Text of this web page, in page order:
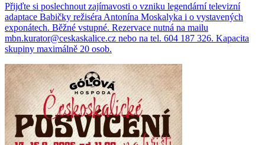
Přijďte si poslechnout zajímavosti o vzniku legendární televizní
adaptace Babičky režiséra Antonína Moskalyka i o vystavených
exponátech. Běžné vstupné. Rezervace nutná na mailu
mbn.kurator@ceskaskalice.cz nebo na tel. 604 187 326. Kapacita
skupiny maximálně 20 osob.